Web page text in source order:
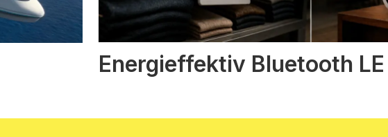
Energieffektiv Bluetooth LE